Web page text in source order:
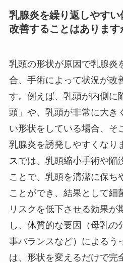
乳腺炎を繰り返しやす
改善することはあります
乳頭の形状が原因で乳腺炎
合、手術によって状況が改
す。例えば、乳頭が内側に
頭」や、乳頭が非常に大き
い形状をしている場合、そ
乳腺炎を誘発しやすくなり
スでは、乳頭縮小手術や陥
ことで、乳頭を清潔に保ち
ことができ、結果として細
リスクを低下させる効果が
し、体質的な要因（母乳の
事バランスなど）によるう
は、形状を変えるだけで完